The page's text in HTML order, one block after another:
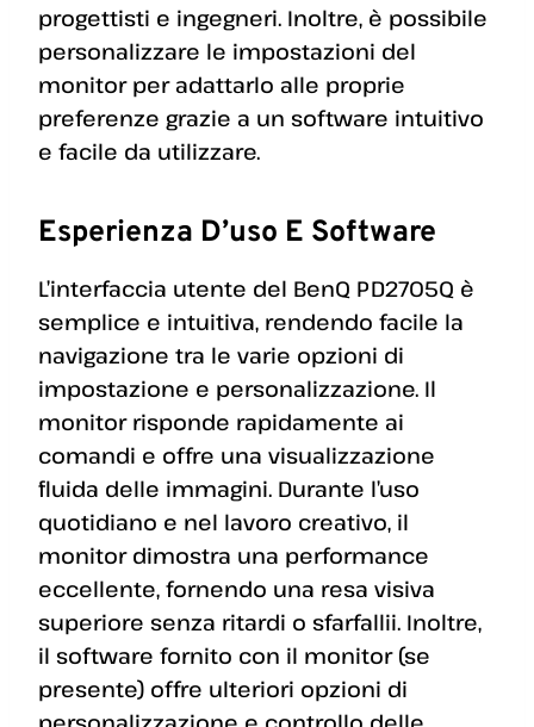
progettisti e ingegneri. Inoltre, è possibile
personalizzare le impostazioni del
monitor per adattarlo alle proprie
preferenze grazie a un software intuitivo
e facile da utilizzare.
Esperienza D’uso E Software
L’interfaccia utente del BenQ PD2705Q è
semplice e intuitiva, rendendo facile la
navigazione tra le varie opzioni di
impostazione e personalizzazione. Il
monitor risponde rapidamente ai
comandi e offre una visualizzazione
fluida delle immagini. Durante l’uso
quotidiano e nel lavoro creativo, il
monitor dimostra una performance
eccellente, fornendo una resa visiva
superiore senza ritardi o sfarfallii. Inoltre,
il software fornito con il monitor (se
presente) offre ulteriori opzioni di